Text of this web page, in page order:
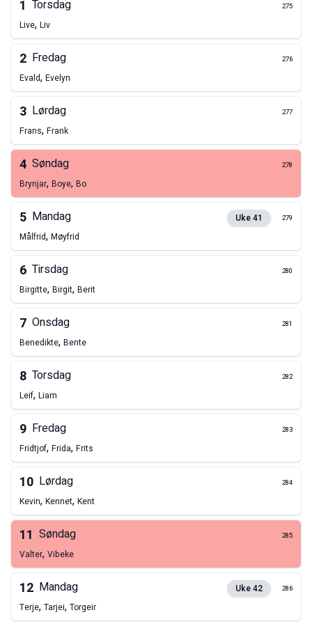
1 Torsdag 275
Live, Liv
2 Fredag 276
Evald, Evelyn
3 Lørdag 277
Frans, Frank
4 Søndag 278
Brynjar, Boye, Bo
5 Mandag Uke41 279
Målfrid, Møyfrid
6 Tirsdag 280
Birgitte, Birgit, Berit
7 Onsdag 281
Benedikte, Bente
8 Torsdag 282
Leif, Liam
9 Fredag 283
Fridtjof, Frida, Frits
10 Lørdag 284
Kevin, Kennet, Kent
11 Søndag 285
Valter, Vibeke
12 Mandag Uke42 286
Terje, Tarjei, Torgeir